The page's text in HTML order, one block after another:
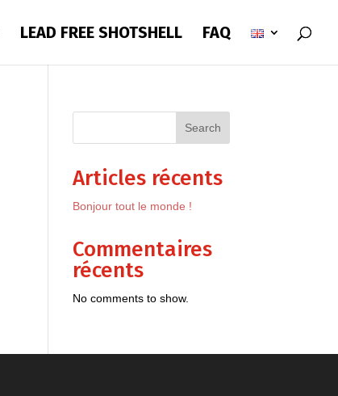
LEAD FREE SHOTSHELL FAQ
Search
Articles récents
Bonjour tout le monde !
Commentaires
récents
No comments to show.